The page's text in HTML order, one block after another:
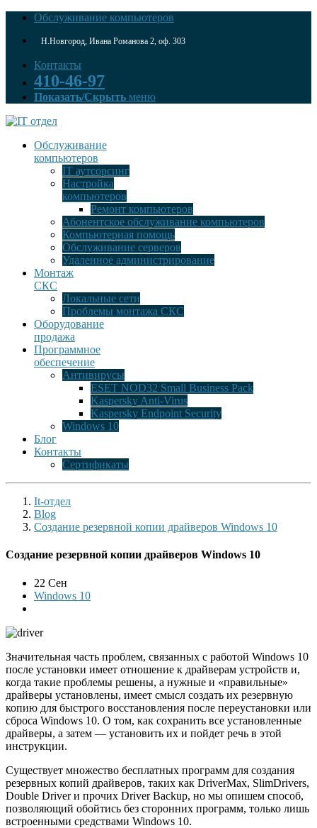
Обслуживание компьютеров
Н.Новгород, Ивана Романова 2, оф. 303
Контакты
410-46-97
Показать/Скрыть меню
Обслуживание
компьютеров
IT аутсорсинг
Настройка
компьютеров
Ремонт компьютеров
Абонентское обслуживание компьютеров
Компьютерная помощь
Обслуживание серверов
Удаленное администрирование
Монтаж
СКС
Локальные сети
Проблемы монтажа СКС
Оборудование
продажа
Программное
обеспечение
Антивирусы
ESET NOD32 Small Business Pack
Kaspersky Anti-Virus
Kaspersky Endpoint Security
Windows 10
Блог
Контакты
Сертификаты
It-отдел
Blog
Создание резервной копии драйверов Windows 10
Создание резервной копии драйверов Windows 10
22 Сен
Windows 10
Значительная часть проблем, связанных с работой Windows 10
после установки имеет отношение к драйверам устройств и,
когда такие проблемы решены, а нужные и «правильные»
драйверы установлены, имеет смысл создать их резервную
копию для быстрого восстановления после переустановки или
сброса Windows 10. О том, как сохранить все установленные
драйверы, а затем — установить их и пойдет речь в этой
инструкции.
Существует множество бесплатных программ для создания
резервных копий драйверов, таких как DriverMax, SlimDrivers,
Double Driver и прочих Driver Backup, но мы опишем способ,
позволяющий обойтись без сторонних программ, только лишь
встроенными средствами Windows 10.